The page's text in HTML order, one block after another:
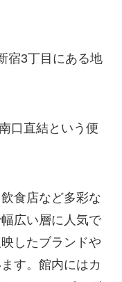
宿3丁目にある地
口直結という便
食店など多彩な
広い層に人気で
したブランドや
す。館内にはカ